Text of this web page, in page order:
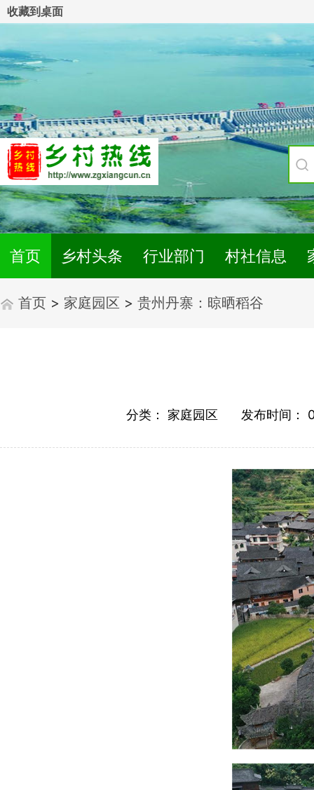
收藏到桌面
首页 乡村头条 行业部门 村社信息
首页 > 家庭园区 > 贵州丹寨：晾晒稻谷
分类： 家庭园区 发布时间：